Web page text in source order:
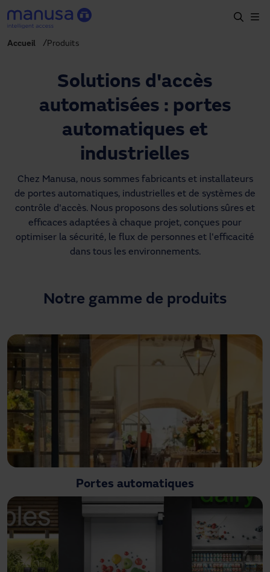
Aller au contenu principal
Produits et secteurs
Services
Blog
À propos de nous
FR
+34 93 591 57 00
manusa@manusa.com
Téléchargements
Accueil Produits
Solutions d'accès
automatisées : portes
automatiques et
industrielles
Chez Manusa, nous sommes fabricants et installateurs
de portes automatiques, industrielles et de systèmes de
contrôle d'accès. Nous proposons des solutions sûres et
efficaces adaptées à chaque projet, conçues pour
optimiser la sécurité, le flux de personnes et l'efficacité
dans tous les environnements.
Notre gamme de produits
Portes automatiques